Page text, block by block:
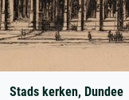
Stads kerken, Dundee